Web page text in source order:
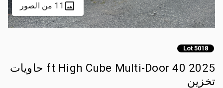
11 من الصور
Lot 5018
2025 40 ft High Cube Multi-Door حاويات
تخزين